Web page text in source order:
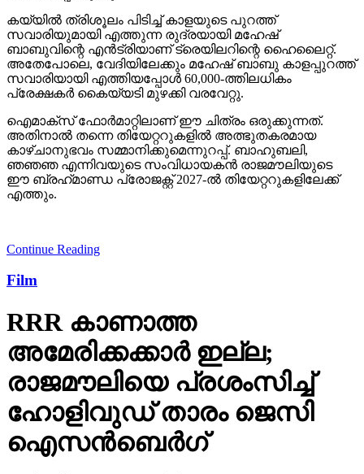
കയ്യില്‍ ത്രിശൂലം പിടിച്ച് കാളയുടെ പുറത്ത്
സവാരിയുമായി എത്തുന്ന രുദ്രയായി മഹേഷ്
ബാബുവിന്റെ എന്‍ട്രിയാണ് ട്രെയിലറിന്റെ ഹൈലൈറ്റ്.
അതേപോലെ, വേദിയിലേക്കും മഹേഷ് ബാബു കാളപ്പുറത്ത്
സവാരിയായി എത്തിയപ്പോള്‍ 60,000-ത്തിലധികം
പ്രേക്ഷകര്‍ കൈയ്യടി മുഴക്കി വരവേറ്റു.
ഐമാക്‌സ് ഫോര്‍മാറ്റിലാണ് ഈ ചിത്രം ഒരുക്കുന്നത്.
അതിനാല്‍ തന്നെ തിയേറ്ററുകളില്‍ അത്ഭുതകരമായ
കാഴ്ചാനുഭവം സമ്മാനിക്കുമെന്നുറപ്പ്. ബാഹുബലി,
ഞഞഞ എന്നിവയുടെ സംവിധായകന്‍ രാജമൗലിയുടെ
ഈ ബ്രഹ്‌മാണ്ഡ പ്രോജക്റ്റ് 2027-ല്‍ തിയേറ്ററുകളിലേക്ക്
എത്തും.
Continue Reading
Film
RRR കാണാത്ത
അമേരിക്കക്കാര്‍ ഇല്ല;
രാജമൗലിയെ പ്രശംസിച്ച്
ഹോളിവുഡ് താരം ജെസി
ഐസന്‍ബെര്‍ഗ്